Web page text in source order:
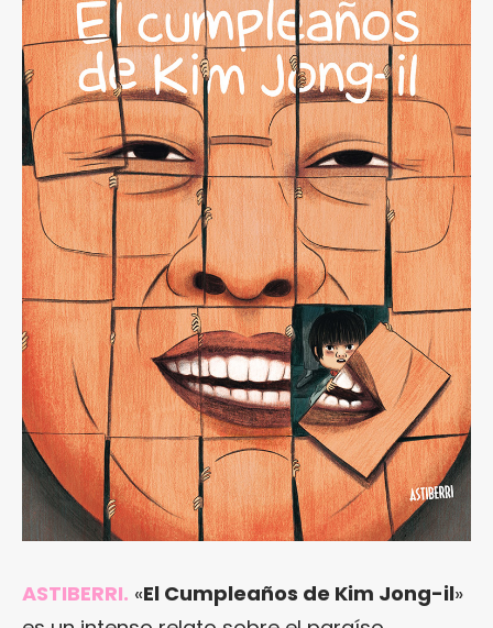
ASTIBERRI. «El Cumpleaños de Kim Jong-il»